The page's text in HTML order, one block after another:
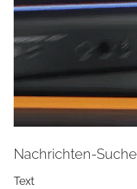
Nachrichten-Suche
Text